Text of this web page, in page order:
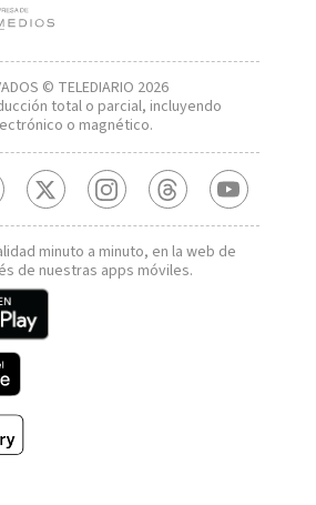
© TELEDIARIO 2026
total o parcial, incluyendo
o magnético.
minuto a minuto, en la web de
de nuestras apps móviles.